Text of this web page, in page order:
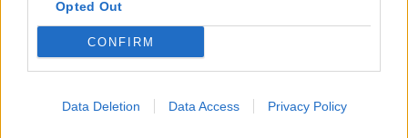
Opted Out
CONFIRM
Data Deletion Data Access Privacy Policy
Histoiredemaison